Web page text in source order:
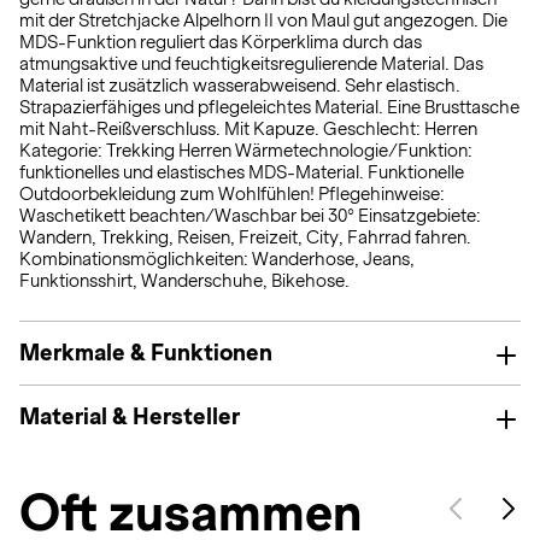
mit der Stretchjacke Alpelhorn II von Maul gut angezogen. Die
MDS-Funktion reguliert das Körperklima durch das
atmungsaktive und feuchtigkeitsregulierende Material. Das
Material ist zusätzlich wasserabweisend. Sehr elastisch.
Strapazierfähiges und pflegeleichtes Material. Eine Brusttasche
mit Naht-Reißverschluss. Mit Kapuze. Geschlecht: Herren
Kategorie: Trekking Herren Wärmetechnologie/Funktion:
funktionelles und elastisches MDS-Material. Funktionelle
Outdoorbekleidung zum Wohlfühlen! Pflegehinweise:
Waschetikett beachten/Waschbar bei 30° Einsatzgebiete:
Wandern, Trekking, Reisen, Freizeit, City, Fahrrad fahren.
Kombinationsmöglichkeiten: Wanderhose, Jeans,
Funktionsshirt, Wanderschuhe, Bikehose.
Merkmale & Funktionen
Material & Hersteller
Oft zusammen